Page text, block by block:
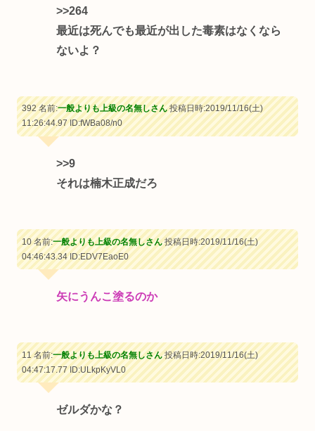
>>264
最近は死んでも最近が出した毒素はなくなら
ないよ？
392 名前:一般よりも上級の名無しさん投稿日時:2019/11/16(土)
11:26:44.97ID:fWBa08/n0
>>9
それは楠木正成だろ
10 名前:一般よりも上級の名無しさん投稿日時:2019/11/16(土)
04:46:43.34ID:EDV7EaoE0
矢にうんこ塗るのか
11 名前:一般よりも上級の名無しさん投稿日時:2019/11/16(土)
04:47:17.77ID:ULkpKyVL0
ゼルダかな？